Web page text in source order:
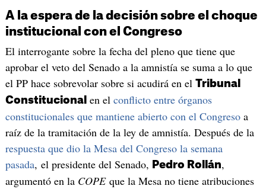
A la espera de la decisión sobre el choque
institucional con el Congreso
El interrogante sobre la fecha del pleno que tiene que
aprobar el veto del Senado a la amnistía se suma a lo que
el PP hace sobrevolar sobre si acudirá en el Tribunal
Constitucional en el conflicto entre órganos
constitucionales que mantiene abierto con el Congresoa
raíz de la tramitación de la ley de amnistía. Después de la
respuesta que dio la Mesa del Congreso la semana
pasada, el presidente del Senado, Pedro Rollán,
argumentó en la COPEque la Mesa no tiene atribuciones